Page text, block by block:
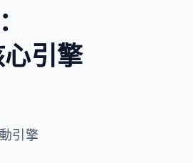
引擎
引擎